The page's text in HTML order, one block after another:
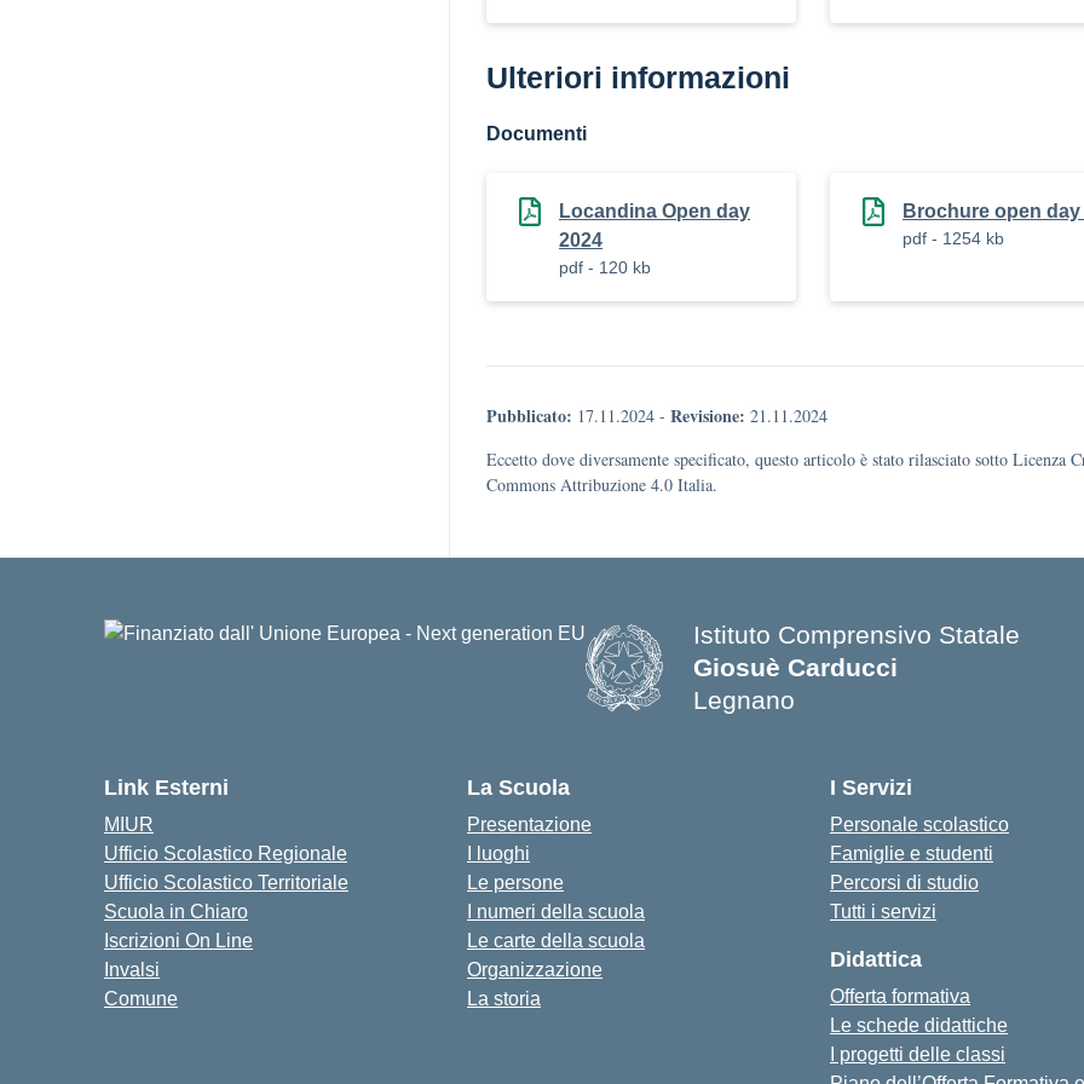
Ulteriori informazioni
Documenti
Locandina Open day
2024
pdf - 120 kb
Brochure open day
pdf - 1254 kb
Pubblicato: 17.11.2024 - Revisione: 21.11.2024
Eccetto dove diversamente specificato, questo articolo è stato rilasciato sotto Licenza
Commons Attribuzione 4.0 Italia.
Istituto Comprensivo Statale
Giosuè Carducci
Legnano
Link Esterni
MIUR
Ufficio Scolastico Regionale
Ufficio Scolastico Territoriale
Scuola in Chiaro
Iscrizioni On Line
Invalsi
Comune
La Scuola
Presentazione
I luoghi
Le persone
I numeri della scuola
Le carte della scuola
Organizzazione
La storia
I Servizi
Personale scolastico
Famiglie e studenti
Percorsi di studio
Tutti i servizi
Didattica
Offerta formativa
Le schede didattiche
I progetti delle classi